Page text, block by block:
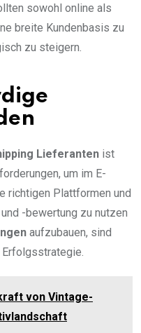
sowohl online als
breite Kundenbasis zu
zu steigern.
Lieferanten ist
um im E-
richtigen Plattformen und
-bewertung zu nutzen
aufzubauen, sind
von Vintage-